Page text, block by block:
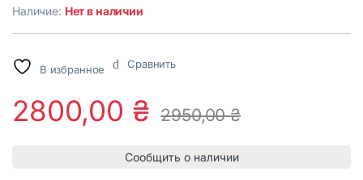
Наличие: Нет в наличии
В избранное Сравнить
2800,00 ₴ 2950,00₴
Сообщить о наличии